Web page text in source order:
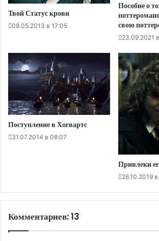
Твой Статус крови
08.05.2013 в 17:05
Пособие о
свою
23.09.2021
Поступление в Хогвартс
31.07.2014 в 08:07
Привлеки
26.10.2019
Комментариев: 13